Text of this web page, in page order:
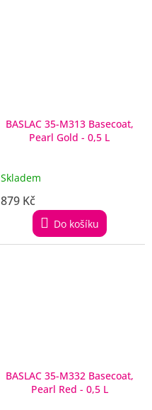
BASLAC 35-M313 Basecoat,
Pearl Gold - 0,5 L
Skladem
879 Kč
Do košíku
BASLAC 35-M332 Basecoat,
Pearl Red - 0,5 L